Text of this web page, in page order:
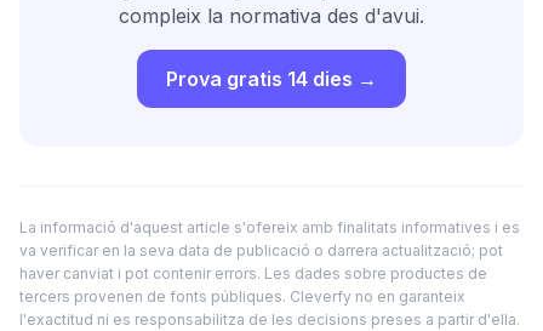
compleix la normativa des d'avui.
Prova gratis 14 dies →
La informació d'aquest article s'ofereix amb finalitats informatives i es
va verificar en la seva data de publicació o darrera actualització; pot
haver canviat i pot contenir errors. Les dades sobre productes de
tercers provenen de fonts públiques. Cleverfy no en garanteix
l'exactitud ni es responsabilitza de les decisions preses a partir d'ella.